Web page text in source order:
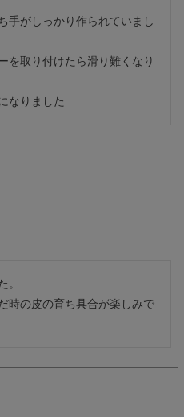
手がしっかり作られていまし
を取り付けたら滑り難くなり
。
時の皮の育ち具合が楽しみで